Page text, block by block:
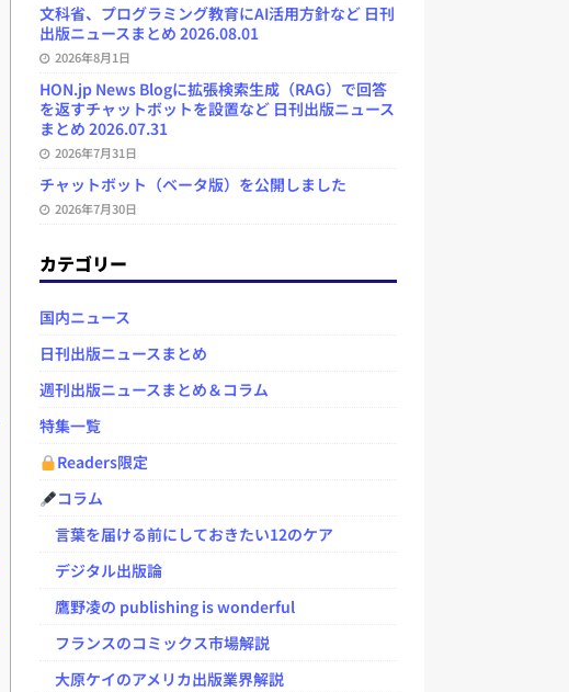
文科省、プログラミング教育にAI活用方針など 日刊
出版ニュースまとめ 2026.08.01
2026年8月1日
HON.jp News Blogに拡張検索生成（RAG）で回答
を返すチャットボットを設置など 日刊出版ニュース
まとめ 2026.07.31
2026年7月31日
チャットボット（ベータ版）を公開しました
2026年7月30日
カテゴリー
国内ニュース
日刊出版ニュースまとめ
週刊出版ニュースまとめ＆コラム
特集一覧
Readers限定
コラム
言葉を届ける前にしておきたい12のケア
デジタル出版論
鷹野凌の publishing is wonderful
フランスのコミックス市場解説
大原ケイのアメリカ出版業界解説